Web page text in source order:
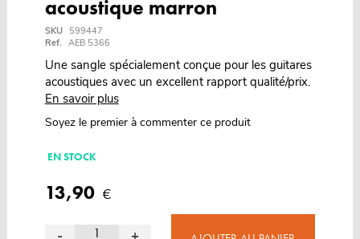
acoustique marron
SKU
599447
Ref. AEB 5366
Une sangle spécialement conçue pour les guitares
acoustiques avec un excellent rapport qualité/prix.
En savoir plus
Soyez le premier à commenter ce produit
EN STOCK
13,90 €